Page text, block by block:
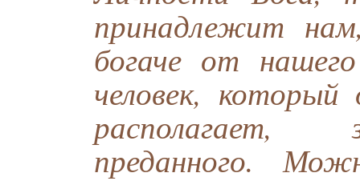
принадлежит
богаче от
человек,
располагает,
преданного.